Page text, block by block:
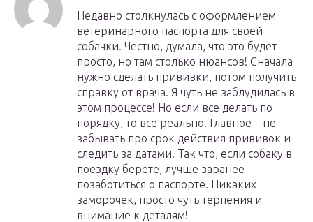
Недавно столкнулась с оформлением
ветеринарного паспорта для своей
собачки. Честно, думала, что это будет
просто, но там столько нюансов! Сначала
нужно сделать прививки, потом получить
справку от врача. Я чуть не заблудилась в
этом процессе! Но если все делать по
порядку, то все реально. Главное – не
забывать про срок действия прививок и
следить за датами. Так что, если собаку в
поездку берете, лучше заранее
позаботиться о паспорте. Никаких
заморочек, просто чуть терпения и
внимание к деталям!